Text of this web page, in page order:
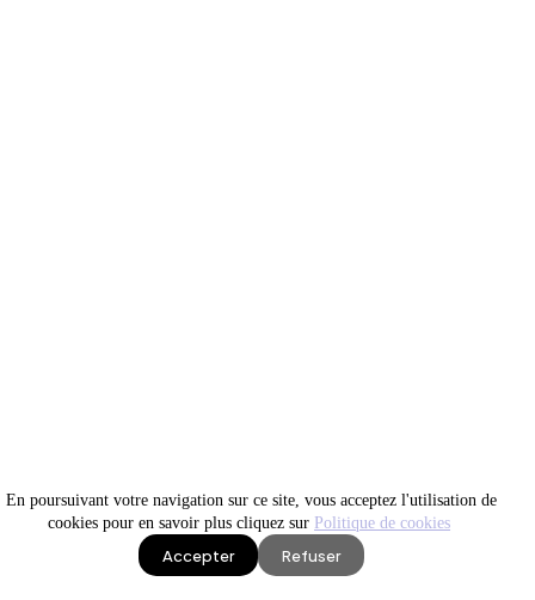
En poursuivant votre navigation sur ce site, vous acceptez l'utilisation de
cookies pour en savoir plus cliquez sur Politique de cookies
Accepter Refuser
Site WEB visible